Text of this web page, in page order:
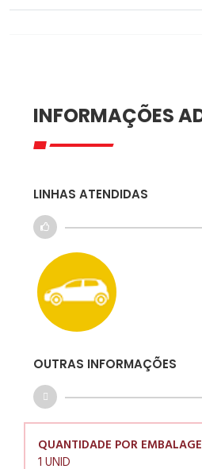
INFORMAÇÕES
LINHAS ATENDIDAS
OUTRAS INFORMAÇÕES
QUANTIDADE POR
1 UNID